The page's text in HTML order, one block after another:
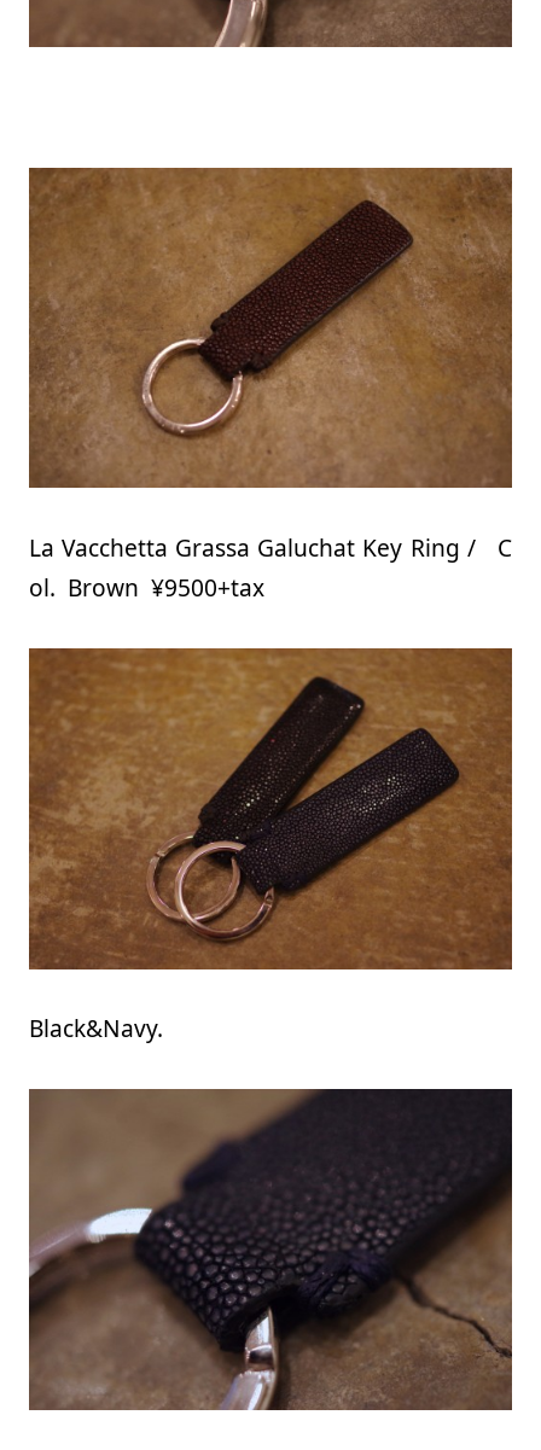
La Vacchetta Grassa Galuchat Key Ring / C
ol. Brown ¥9500+tax
Black&Navy.